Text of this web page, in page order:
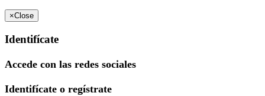
×Close
Identifícate
Accede con las redes sociales
Identifícate o regístrate